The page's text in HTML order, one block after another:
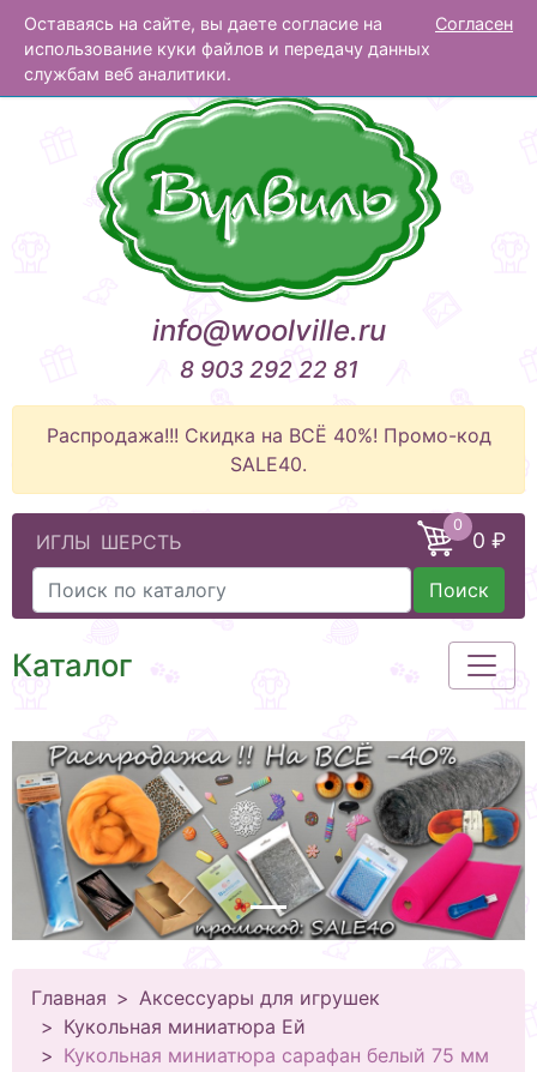
Оставаясь на сайте, вы даете согласие на
использование куки файлов и передачу данных
службам веб аналитики.
Согласен
Вулвиль
info@woolville.ru
8 903 292 22 81
Распродажа!!! Скидка на ВСЁ 40%! Промо-код
SALE40.
ИГЛЫ ШЕРСТЬ
0
0 ₽
Поиск
Каталог
Главная
Аксессуары для игрушек
Кукольная миниатюра Ей
Кукольная миниатюра сарафан белый 75 мм